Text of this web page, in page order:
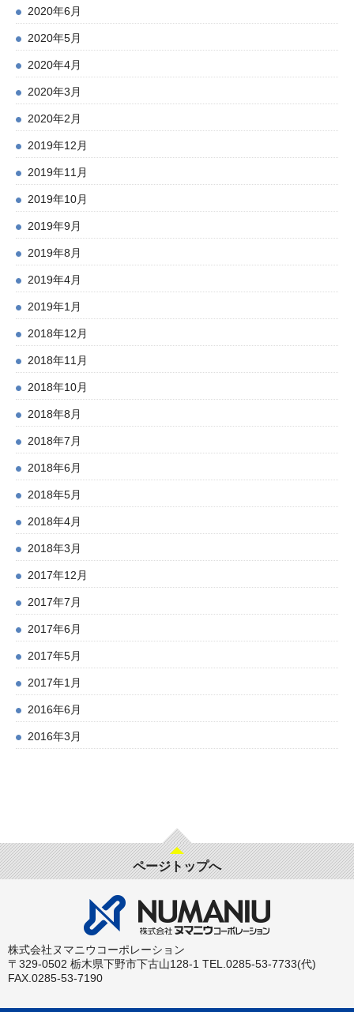
2020年6月
2020年5月
2020年4月
2020年3月
2020年2月
2019年12月
2019年11月
2019年10月
2019年9月
2019年8月
2019年4月
2019年1月
2018年12月
2018年11月
2018年10月
2018年8月
2018年7月
2018年6月
2018年5月
2018年4月
2018年3月
2017年12月
2017年7月
2017年6月
2017年5月
2017年1月
2016年6月
2016年3月
ページトップへ
株式会社ヌマニウコーポレーション
〒329-0502 栃木県下野市下古山128-1 TEL.0285-53-7733(代)
FAX.0285-53-7190